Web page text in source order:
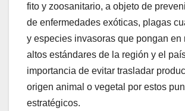
fito y zoosanitario, a objeto de
de enfermedades exóticas, plagas
y especies invasoras que pongan en
altos estándares de la región y el
importancia de evitar trasladar
origen animal o vegetal por estos
estratégicos.